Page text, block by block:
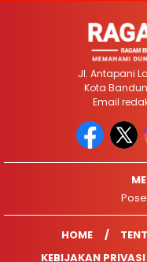
Jl. Antapani
Kota
Email
HOME
KEBIJAKAN PRIVASI